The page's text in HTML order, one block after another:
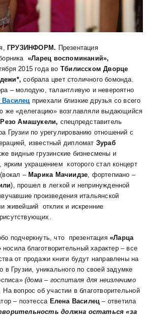
ГРУЗИНФОРМ. Презентация
«Ларец воспоминаний»,
2015 года во Тбилисском Дворце
собрала цвет столичного бомонда.
– молодую, талантливую и невероятно
Василец приехали близкие друзья со всего
же «делегацию» возглавляли выдающийся
Резо Амашукели, спецпредставитель
Грузии по урегулированию отношений с
известный дипломат Зураб
видные грузинские бизнесмены и
ярким украшением которого стал концерт
– Марика Мачиидзе , фортепиано –
), прошел в легкой и непринужденной
произведения итальянской
живейший отклик и искренние
подчеркнуть, что презентация«Ларца
носила благотворительный характер – все
от продажи книги будут направлены на
в Грузии, уникального по своей задумке
(дома – госпиталя для неизлечимо
На вопрос об участии в благотворительной
– поэтесса Елена Василец – ответила
должна остаться «за